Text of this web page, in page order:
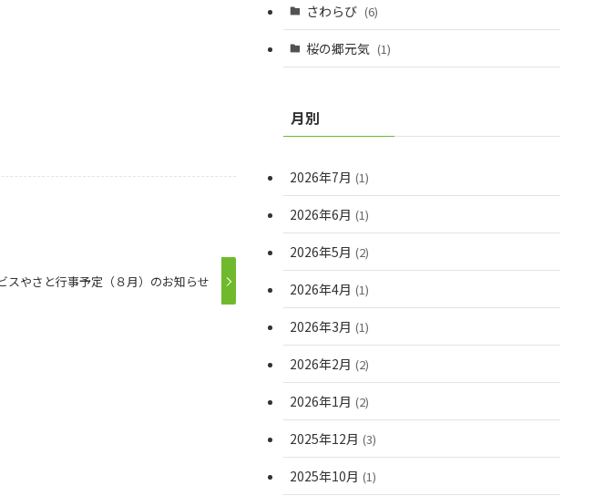
スやさと行事予定（８月）のお知らせ
さわらび (6)
桜の郷元気 (1)
月別
2026年7月 (1)
2026年6月 (1)
2026年5月 (2)
2026年4月 (1)
2026年3月 (1)
2026年2月 (2)
2026年1月 (2)
2025年12月 (3)
2025年10月 (1)